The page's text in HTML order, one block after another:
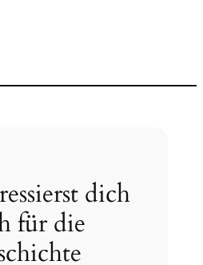
dich
für die